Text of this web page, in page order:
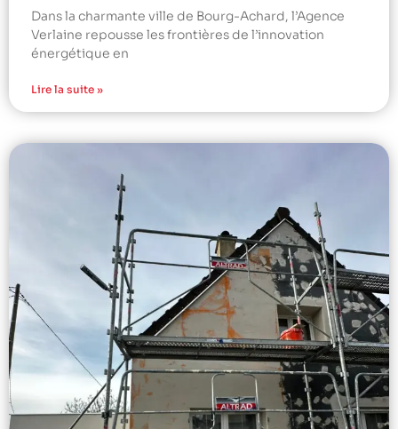
Dans la charmante ville de Bourg-Achard, l’Agence
Verlaine repousse les frontières de l’innovation
énergétique en
Lire la suite »